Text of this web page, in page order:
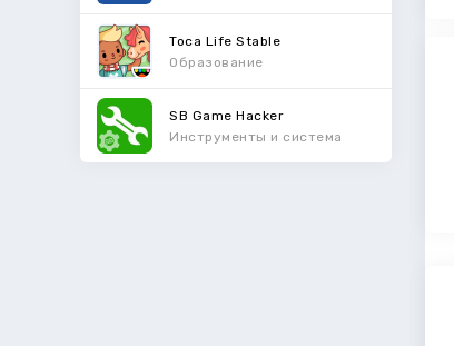
Toca Life Stable
Образование
SB Game Hacker
Инструменты и система